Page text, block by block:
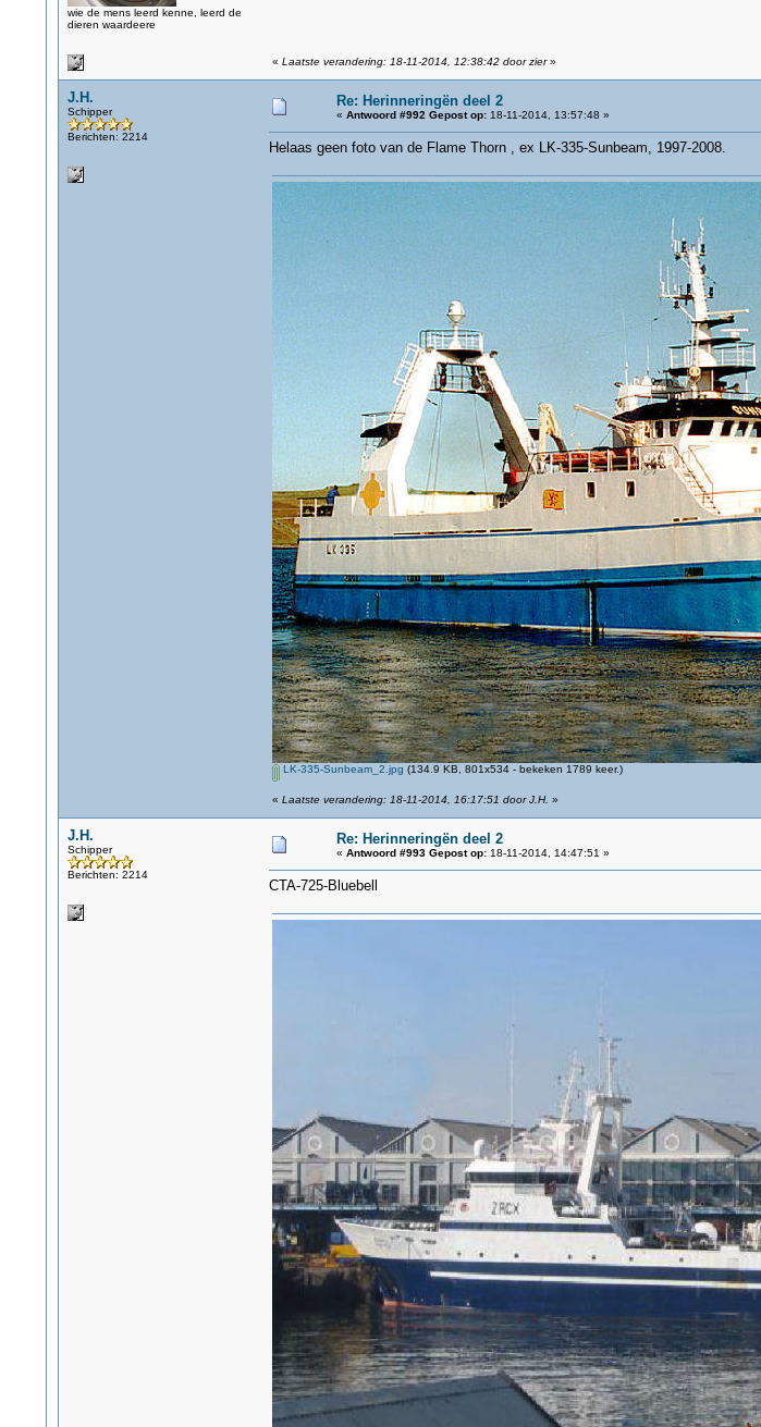
wie de mens leerd kenne, leerd de
dieren waardeere
« Laatste verandering: 18-11-2014, 12:38:42 door zier»
J.H.
Schipper
Berichten: 2214
Re: Herinneringën deel 2
« Antwoord #992 Gepost op:18-11-2014, 13:57:48 »
Helaas geen foto van de Flame Thorn , ex LK-335-Sunbeam, 1997-2008.
LK-335-Sunbeam_2.jpg (134.9 KB, 801x534 - bekeken 1789 keer.)
« Laatste verandering: 18-11-2014, 16:17:51 door J.H. »
J.H.
Schipper
Berichten: 2214
Re: Herinneringën deel 2
« Antwoord #993 Gepost op:18-11-2014, 14:47:51 »
CTA-725-Bluebell